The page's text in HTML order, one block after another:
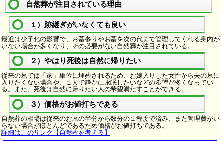
自然葬が注目されている理由
１）跡継ぎがいなくても良い
最近は少子化の影響で、お墓参りやお墓を次の代まで管理してくれる身内が
いない場合が多くなり、その必要がない自然葬が注目されている。
２）やはり死後は自然に帰りたい
従来の墓では「家」単位に埋葬されるため、お嫁入りした女性から夫の墓に
入りたくない場合や、１人で静かに永眠したいなどの希望が多くなってい
る。また、死後は自然に帰りたい人の希望満たすことができる。
３）価格がお値打ちである
自然葬の相場は従来のお墓の半分から数分の１程度で済み、また管理費がい
らない場合がほとんどであるため価格がお値打ちである。
詳細はこのリンク【自然葬を考える】